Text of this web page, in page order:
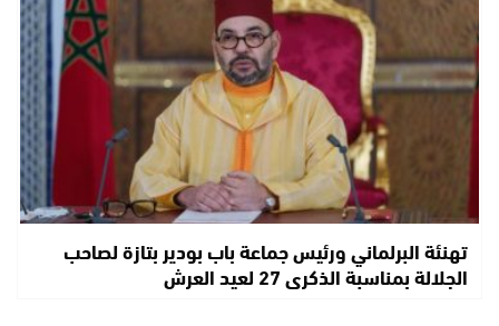
تهنئة البرلماني ورئيس جماعة باب بودير بتازة لصاحب
الجلالة بمناسبة الذكرى 27 لعيد العرش